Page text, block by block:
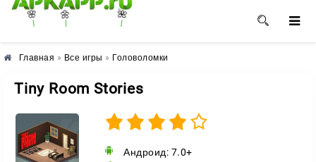
🌸 🌼 🌺
Главная » Все игры » Головоломки
Tiny Room Stories
Андроид: 7.0+